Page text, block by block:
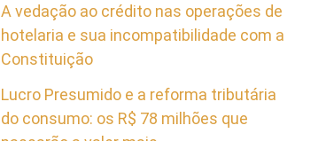
A vedação ao crédito nas operações de
hotelaria e sua incompatibilidade com a
Constituição
Lucro Presumido e a reforma tributária
do consumo: os R$ 78 milhões que